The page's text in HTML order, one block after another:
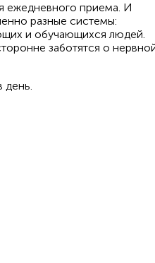
ежедневного приема. И
разные системы:
и обучающихся людей.
заботятся о
день.